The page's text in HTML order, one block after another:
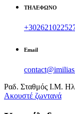
ΤΗΛΕΦΩΝΟ
Email
Ραδ. Σταθμός Ι.Μ.
Aκουστέ ζωντανά